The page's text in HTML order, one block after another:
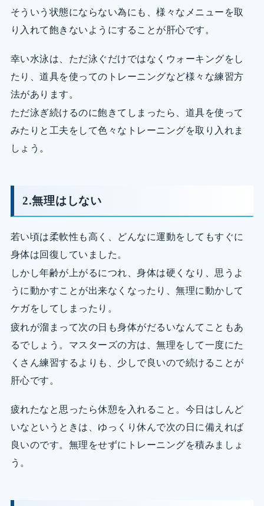
そういう状態にならない為にも、様々なメニューを取
り入れて飽きないようにすることが肝心です。
幸い水泳は、ただ泳ぐだけではなくウォーキングをし
たり、道具を使ってのトレーニングなど様々な練習方
法があります。
ただ泳ぎ続けるのに飽きてしまったら、道具を使って
みたりと工夫をして色々なトレーニングを取り入れま
しょう。
2.無理はしない
若い頃は柔軟性も高く、どんなに運動をしてもすぐに
身体は回復していました。
しかし年齢が上がるにつれ、身体は硬くなり、思うよ
うに動かすことが出来なくなったり、無理に動かして
ケガをしてしまったり。
疲れが溜まって次の日も身体がだるいなんてこともあ
るでしょう。マスターズの方は、無理をして一度にた
くさん練習するよりも、少しで良いので続けることが
肝心です。
疲れたなと思ったら休憩を入れること。今日はしんど
いなというときは、ゆっくり休んで次の日に備えれば
良いのです。無理をせずにトレーニングを積みましょ
う。